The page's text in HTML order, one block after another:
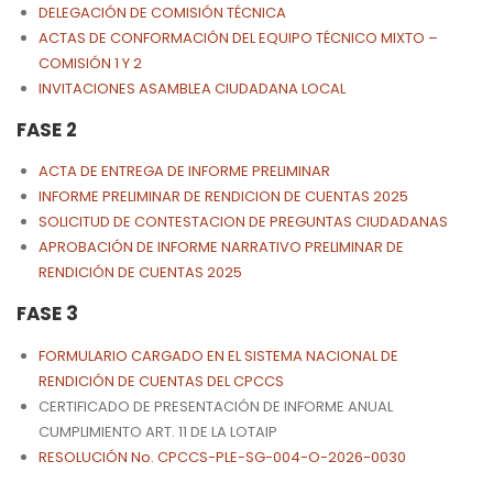
DELEGACIÓN DE COMISIÓN TÉCNICA
ACTAS DE CONFORMACIÓN DEL EQUIPO TÉCNICO MIXTO –
COMISIÓN 1 Y 2
INVITACIONES ASAMBLEA CIUDADANA LOCAL
FASE 2
ACTA DE ENTREGA DE INFORME PRELIMINAR
INFORME PRELIMINAR DE RENDICION DE CUENTAS 2025
SOLICITUD DE CONTESTACION DE PREGUNTAS CIUDADANAS
APROBACIÓN DE INFORME NARRATIVO PRELIMINAR DE
RENDICIÓN DE CUENTAS 2025
FASE 3
FORMULARIO CARGADO EN EL SISTEMA NACIONAL DE
RENDICIÓN DE CUENTAS DEL CPCCS
CERTIFICADO DE PRESENTACIÓN DE INFORME ANUAL
CUMPLIMIENTO ART. 11 DE LA LOTAIP
RESOLUCIÓN No. CPCCS-PLE-SG-004-O-2026-0030